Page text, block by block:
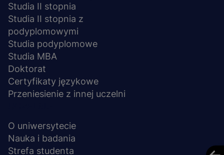
Studia II stopnia
Studia II stopnia z
podyplomowymi
Studia podyplomowe
Studia MBA
Doktorat
Certyfikaty językowe
Przeniesienie z innej uczelni
O uniwersytecie
Nauka i badania
Strefa studenta